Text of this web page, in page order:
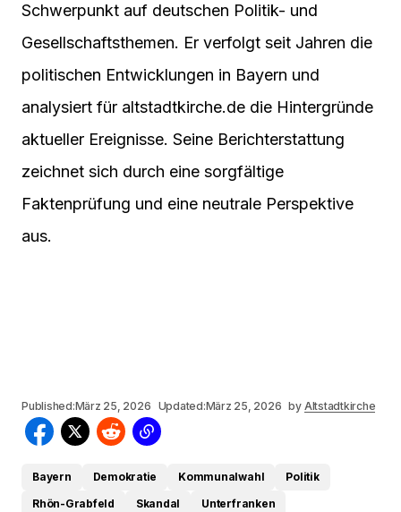
Schwerpunkt auf deutschen Politik- und
Gesellschaftsthemen. Er verfolgt seit Jahren die
politischen Entwicklungen in Bayern und
analysiert für altstadtkirche.de die Hintergründe
aktueller Ereignisse. Seine Berichterstattung
zeichnet sich durch eine sorgfältige
Faktenprüfung und eine neutrale Perspektive
aus.
Published:März 25, 2026 Updated:März 25, 2026 by Altstadtkirche
Bayern Demokratie Kommunalwahl
Politik
Rhön-Grabfeld
Skandal
Unterfranken